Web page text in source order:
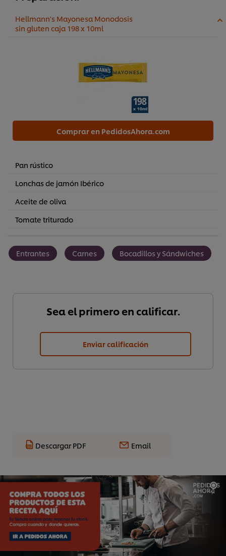
Hellmann's Mayonesa Monodosis
sin gluten caja 198 x 10ml
Comprar en PedidosAhora.com
Pan rústico
Lonchas de jamón Ibérico
Aceite de oliva
Tomate triturado
Entrantes Carnes Bocadillos y Sándwiches
Sea el primero en calificar.
Enviar calificación
Descargar PDF Email
Utilizamos cookies propias y de terceros (y tecnologías
similares) para mejorar tu experiencia en nuestra web.
Las cookies te permiten disfrutar de ciertas